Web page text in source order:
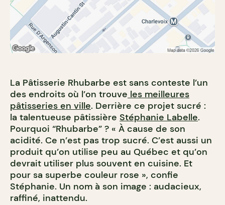
La Pâtisserie Rhubarbe est sans conteste l’un
des endroits où l’on trouve les meilleures
pâtisseries en ville. Derrière ce projet sucré :
la talentueuse pâtissière Stéphanie Labelle.
Pourquoi “Rhubarbe” ? « À cause de son
acidité. Ce n’est pas trop sucré. C’est aussi un
produit qu’on utilise peu au Québec et qu’on
devrait utiliser plus souvent en cuisine. Et
pour sa superbe couleur rose », confie
Stéphanie. Un nom à son image : audacieux,
raffiné, inattendu.